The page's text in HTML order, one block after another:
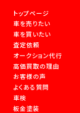
トップページ
車を売りたい
車を買いたい
査定依頼
オークション代行
高価買取の理由
お客様の声
よくある質問
車検
板金塗装